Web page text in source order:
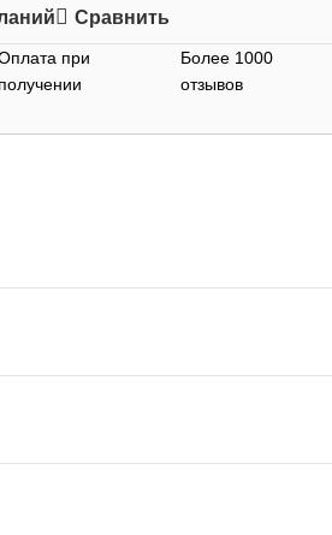
Сравнить
при
получении
Более 1000
отзывов